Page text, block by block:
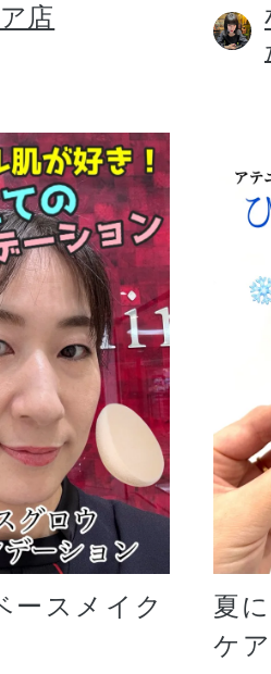
康食品／サプ
ァッション
フト
ド
問
店
ースメイク
夏
ケ